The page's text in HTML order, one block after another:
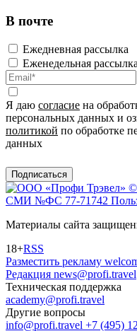
В почте
Ежедневная рассылка
Еженедельная
Я даю согласие на
персональных данных и
политикой по обработке
данных
Подписаться
©
СМИ №ФС 77-71742
Материалы сайта
18+RSS
Разместить рекламу
Редакция news@profi.travel
Техническая поддержка
academy@profi.travel
Другие вопросы
info@profi.travel +7 (495)